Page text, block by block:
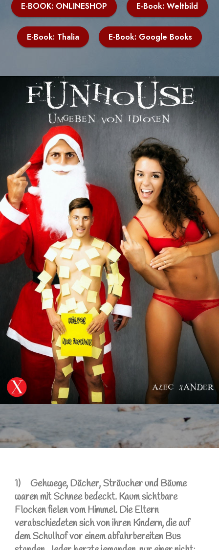
E-BOOK: ONLINESHOP E-Book: Weltbild
E-Book: Thalia E-Book: Google Books
1) Gehwege, Dächer, Sträucher und Bäume
waren mit Schnee bedeckt. Kaum sichtbare
Flocken fielen vom Himmel. Die Eltern
verabschiedeten sich von ihren Kindern, die auf
dem Schulhof vor einem abfahrbereiten Bus